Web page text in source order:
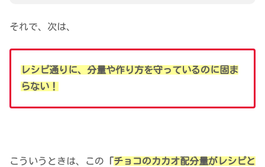
それで、次は、
レシピ通りに、分量や作り方を守っているのに固ま
らない！
こういうときは、この
チョコのカカオ配分量がレシピと